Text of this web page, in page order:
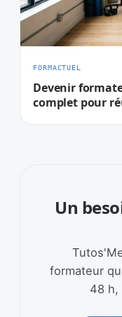
FORMACTUEL
Devenir
complet pour
Un
formateur
48 h,